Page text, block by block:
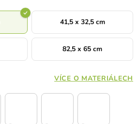
41,5 x 32,5 cm
82,5 x 65 cm
VÍCE O MATERIÁLECH